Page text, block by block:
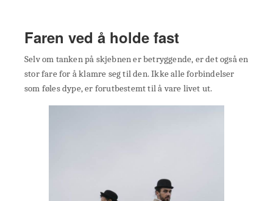
Faren ved å holde fast
Selv om tanken på skjebnen er betryggende, er det også en
stor fare for å klamre seg til den. Ikke alle forbindelser
som føles dype, er forutbestemt til å vare livet ut.